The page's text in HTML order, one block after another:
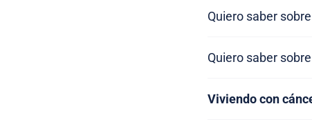
Quiero saber
Quiero saber
Viviendo con